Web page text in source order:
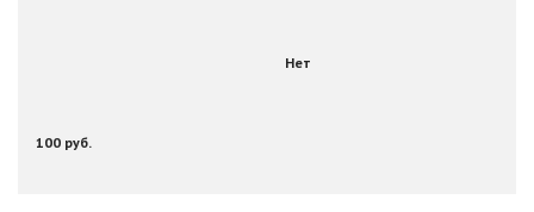
Нет
100 руб.